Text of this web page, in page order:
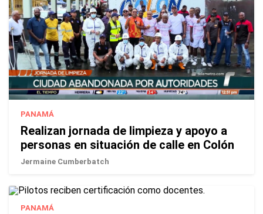
PANAMÁ
Realizan jornada de limpieza y apoyo a
personas en situación de calle en Colón
Jermaine Cumberbatch
PANAMÁ